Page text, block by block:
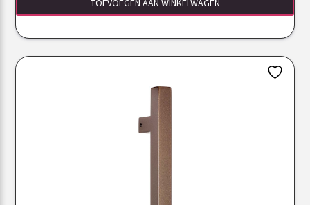
TOEVOEGEN AAN WINKELWAGEN